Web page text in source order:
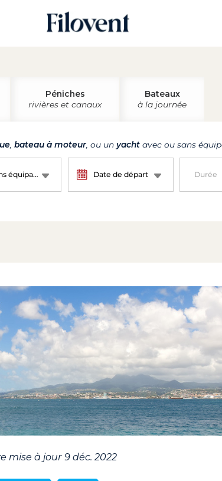
Péniches
rivières et canaux
Bateaux
à la journée
bateau à moteur , ou un yacht avec ou sans
Avec ou sans équipage ? Date de départ Durée
mise à jour 9 déc. 2022